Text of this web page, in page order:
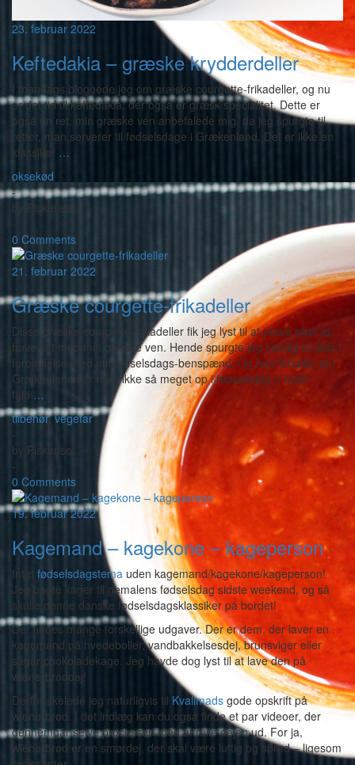
23. februar 2022
Keftedakia – græske krydderdeller
I mandags bloggede jeg om græske courgette-frikadeller, og nu
er det tid til keftedakia, der også er græsk specialitet. Dette er
også en ret, min græske ven anbefalede mig, da jeg spurgte til
retter, man serverer til fødselsdage i Grækenland. Det er ikke en
klassiker …
oksekød
-
by Piskeriset
-
0 Comments
21. februar 2022
Græske courgette-frikadeller
Disse græske courgette-frikadeller fik jeg lyst til at prøve efter at
have talt med min græske ven. Hende spurgte jeg nemlig til råds i
forbindelse med mit fødselsdags-benspænd. Og hun fortalte, at i
Grækenland går man ikke så meget op i fødselsdag (i hvert
fald …
tilbehør,vegetar
-
by Piskeriset
-
0 Comments
19. februar 2022
Kagemand – kagekone – kageperson
Intet fødselsdagstema uden kagemand/kagekone/kageperson!
Jeg bagte kager til gemalens fødselsdag sidste weekend, og så
skulle denne danske fødselsdagsklassiker på bordet!
Der findes mange forskellige udgaver. Der er dem, der laver en
kagemand på hvedeboller, vandbakkelsesdej, brunsviger eller
sågar chokoladekage. Jeg havde dog lyst til at lave den på
wienerbrøddej!
Derfor skelede jeg naturligvis til Kvalimads gode opskrift på
wienerbrød. I det indlæg kan du også finde et par videoer, der
gennemgår selve processen med at rulle dejen ud. For ja,
wienerbrød er en smørdej, der skal være luftig og sprød – ligesom